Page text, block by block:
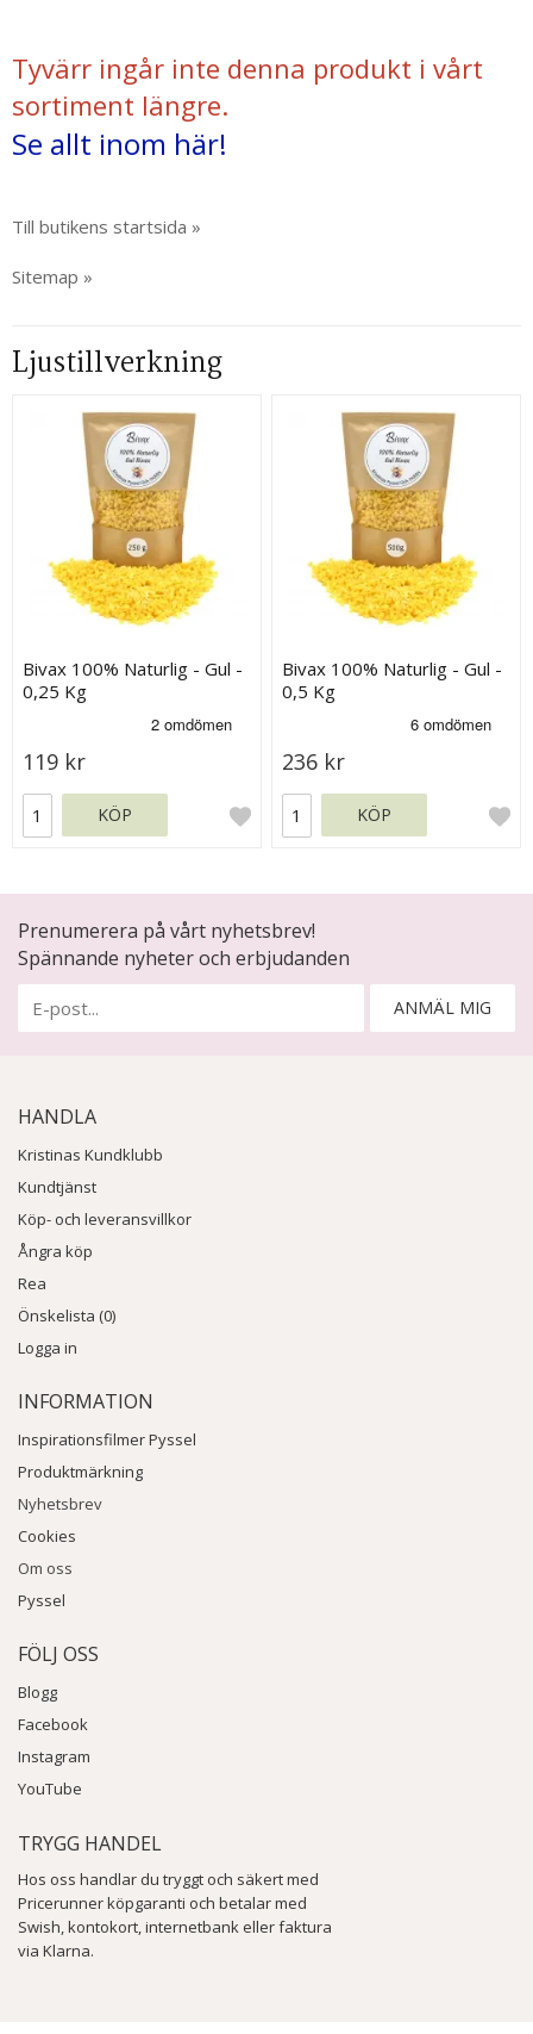
Tyvärr ingår inte denna produkt i vårt
sortiment längre.
Se allt inom här!
Till butikens startsida »
Sitemap »
Ljustillverkning
Bivax 100% Naturlig - Gul -
0,25 Kg
119 kr
KÖP
Bivax 100% Naturlig - Gul -
0,5 Kg
236 kr
KÖP
Prenumerera på vårt nyhetsbrev!
Spännande nyheter och erbjudanden
ANMÄL MIG
HANDLA
Kristinas Kundklubb
Kundtjänst
Köp- och leveransvillkor
Ångra köp
Rea
Önskelista (0)
Logga in
INFORMATION
Inspirationsfilmer Pyssel
Produktmärkning
Nyhetsbrev
Cookies
Om oss
Pyssel
FÖLJ OSS
Blogg
Facebook
Instagram
YouTube
TRYGG HANDEL
Hos oss handlar du tryggt och säkert med
Pricerunner köpgaranti och betalar med
Swish, kontokort, internetbank eller faktura
via Klarna.